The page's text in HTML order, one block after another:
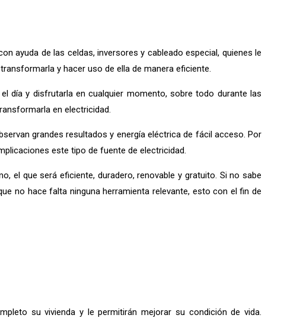
ayuda de las celdas, inversores y cableado especial, quienes le
y hacer uso de ella de manera eficiente.
día y disfrutarla en cualquier momento, sobre todo durante las
en electricidad.
grandes resultados y energía eléctrica de fácil acceso. Por
este tipo de fuente de electricidad.
el que será eficiente, duradero, renovable y gratuito. Si no sabe
no hace falta ninguna herramienta relevante, esto con el fin de
su vivienda y le permitirán mejorar su condición de vida.